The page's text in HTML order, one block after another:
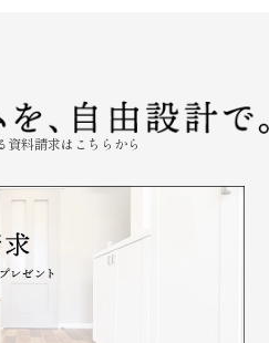
資料請求はこちらから